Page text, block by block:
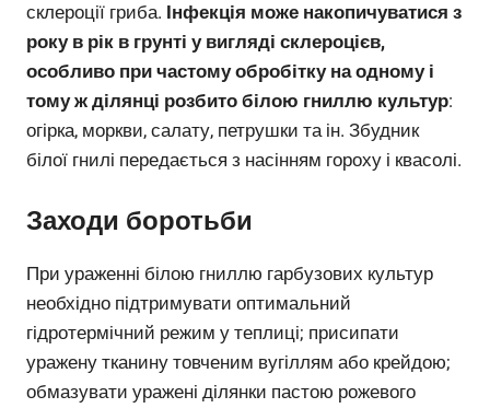
склероції гриба. Інфекція може накопичуватися з
року в рік в грунті у вигляді склероцієв,
особливо при частому обробітку на одному і
тому ж ділянці розбито білою гниллю культур:
огірка, моркви, салату, петрушки та ін. Збудник
білої гнилі передається з насінням гороху і квасолі.
Заходи боротьби
При ураженні білою гниллю гарбузових культур
необхідно підтримувати оптимальний
гідротермічний режим у теплиці; присипати
уражену тканину товченим вугіллям або крейдою;
обмазувати уражені ділянки пастою рожевого